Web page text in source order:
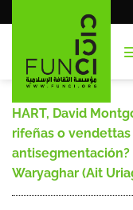
al
HART, David
rifeñas o
antisegmentación?
Waryaghar (Ait